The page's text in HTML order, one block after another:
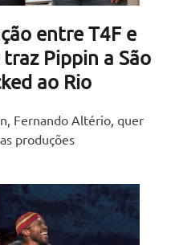
entre T4F e
Pippin a São
ao Rio
Fernando Altério, quer
produções